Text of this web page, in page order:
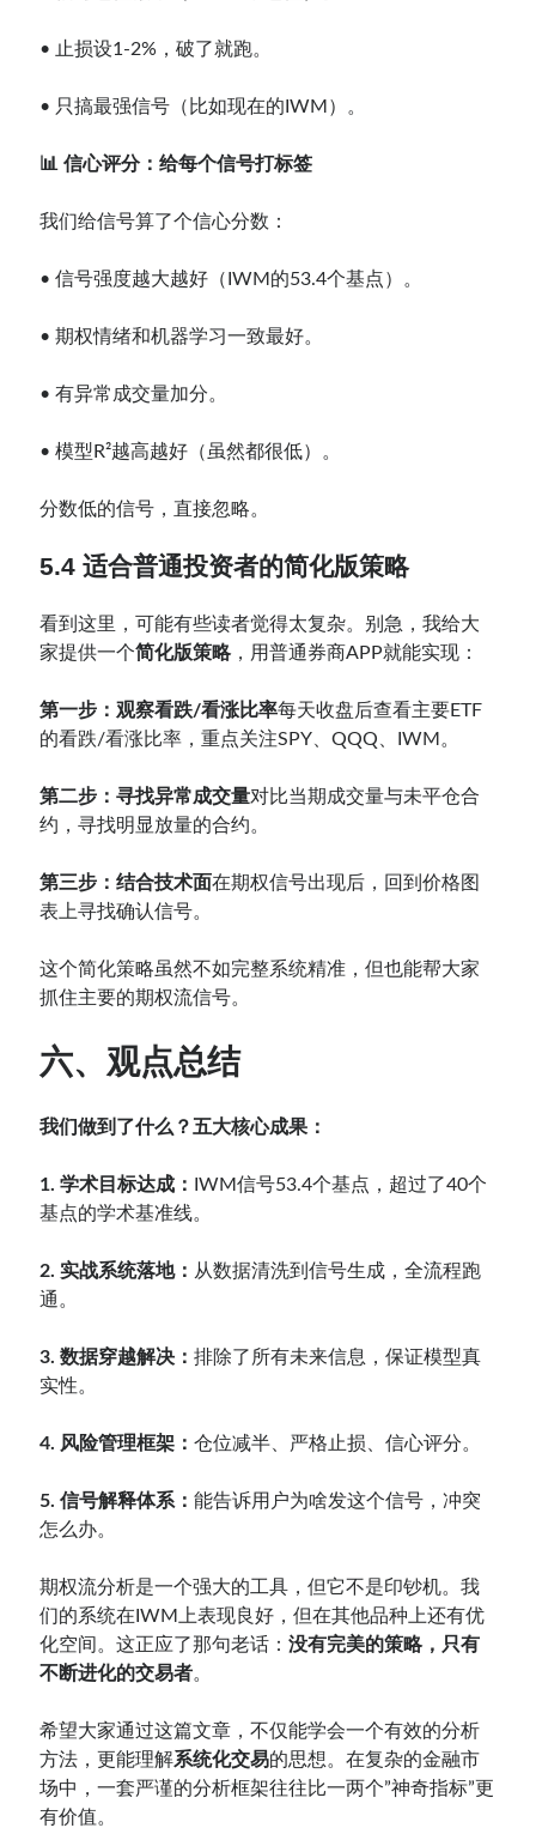
• 止损设1-2%，破了就跑。
• 只搞最强信号（比如现在的IWM）。
📊 信心评分：给每个信号打标签
我们给信号算了个信心分数：
• 信号强度越大越好（IWM的53.4个基点）。
• 期权情绪和机器学习一致最好。
• 有异常成交量加分。
• 模型R²越高越好（虽然都很低）。
分数低的信号，直接忽略。
5.4 适合普通投资者的简化版策略
看到这里，可能有些读者觉得太复杂。别急，我给大
家提供一个简化版策略，用普通券商APP就能实现：
第一步：观察看跌/看涨比率每天收盘后查看主要ETF
的看跌/看涨比率，重点关注SPY、QQQ、IWM。
第二步：寻找异常成交量对比当期成交量与未平仓合
约，寻找明显放量的合约。
第三步：结合技术面在期权信号出现后，回到价格图
表上寻找确认信号。
这个简化策略虽然不如完整系统精准，但也能帮大家
抓住主要的期权流信号。
六、观点总结
我们做到了什么？五大核心成果：
1. 学术目标达成：
IWM信号53.4个基点，超过了40个
基点的学术基准线。
2. 实战系统落地： 从数据清洗到信号生成，全流程跑
通。
3. 数据穿越解决：排除了所有未来信息，保证模型真
实性。
4. 风险管理框架：仓位减半、严格止损、信心评分。
5. 信号解释体系：能告诉用户为啥发这个信号，冲突
怎么办。
期权流分析是一个强大的工具，但它不是印钞机。我
们的系统在IWM上表现良好，但在其他品种上还有优
化空间。这正应了那句老话：没有完美的策略，只有
不断进化的交易者。
希望大家通过这篇文章，不仅能学会一个有效的分析
方法，更能理解系统化交易的思想。在复杂的金融市
场中，一套严谨的分析框架往往比一两个”神奇指标”更
有价值。